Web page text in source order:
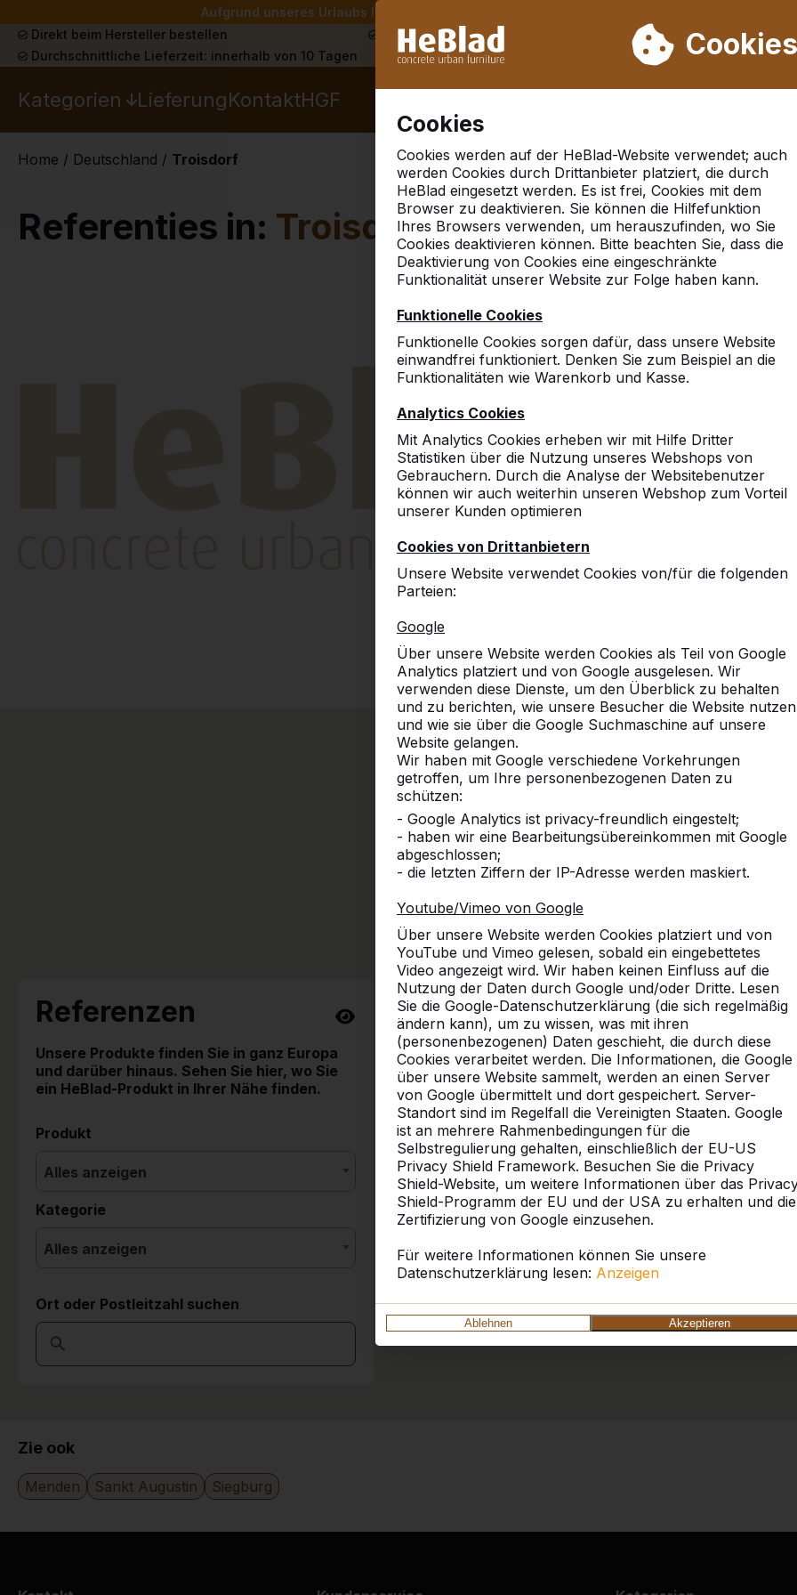
Aufgrund unseres Urlaubs liefern wir von Woche 31 bis Woche 33 nicht. Bitte
Cookies
Cookies
Cookies werden auf der HeBlad-Website verwendet; auch
werden Cookies durch Drittanbieter platziert, die durch
HeBlad eingesetzt werden. Es ist frei, Cookies mit dem
Browser zu deaktivieren. Sie können die Hilfefunktion
Ihres Browsers verwenden, um herauszufinden, wo Sie
Cookies deaktivieren können. Bitte beachten Sie, dass die
Deaktivierung von Cookies eine eingeschränkte
Funktionalität unserer Website zur Folge haben kann.
Funktionelle Cookies
Funktionelle Cookies sorgen dafür, dass unsere Website
einwandfrei funktioniert. Denken Sie zum Beispiel an die
Funktionalitäten wie Warenkorb und Kasse.
Analytics Cookies
Mit Analytics Cookies erheben wir mit Hilfe Dritter
Statistiken über die Nutzung unseres Webshops von
Gebrauchern. Durch die Analyse der Websitebenutzer
können wir auch weiterhin unseren Webshop zum Vorteil
unserer Kunden optimieren
Cookies von Drittanbietern
Unsere Website verwendet Cookies von/für die folgenden
Parteien:
Google
Über unsere Website werden Cookies als Teil von Google
Analytics platziert und von Google ausgelesen. Wir
verwenden diese Dienste, um den Überblick zu behalten
und zu berichten, wie unsere Besucher die Website nutzen
und wie sie über die Google Suchmaschine auf unsere
Website gelangen.
Wir haben mit Google verschiedene Vorkehrungen
getroffen, um Ihre personenbezogenen Daten zu
schützen:
- Google Analytics ist privacy-freundlich eingestelt;
- haben wir eine Bearbeitungsübereinkommen mit Google
abgeschlossen;
- die letzten Ziffern der IP-Adresse werden maskiert.
Youtube/Vimeo von Google
Über unsere Website werden Cookies platziert und von
YouTube und Vimeo gelesen, sobald ein eingebettetes
Video angezeigt wird. Wir haben keinen Einfluss auf die
Nutzung der Daten durch Google und/oder Dritte. Lesen
Sie die Google-Datenschutzerklärung (die sich regelmäßig
ändern kann), um zu wissen, was mit ihren
(personenbezogenen) Daten geschieht, die durch diese
Cookies verarbeitet werden. Die Informationen, die Google
über unsere Website sammelt, werden an einen Server
von Google übermittelt und dort gespeichert. Server-
Standort sind im Regelfall die Vereinigten Staaten. Google
ist an mehrere Rahmenbedingungen für die
Selbstregulierung gehalten, einschließlich der EU-US
Privacy Shield Framework. Besuchen Sie die Privacy
Shield-Website, um weitere Informationen über das
Shield-Programm der EU und der USA zu erhalten und die
Zertifizierung von Google einzusehen.
Für weitere Informationen können Sie unsere
Datenschutzerklärung lesen: Anzeigen
Ablehnen Akzeptieren
Direkt beim Hersteller bestellen
Schon mehr als 30.000 Produkten verkauft
Durchschnittliche Lieferzeit: innerhalb von 10 Tagen
Kategorien LieferungKontaktHGF
Home / Deutschland / Troisdorf
Referenties in: Troisdorf
Auch mit großen Bällen
Andreas Friedrichs
10
Die Tischtennistische
Kindern in jeder Pause
10
Referenzen
Unsere Produkte finden Sie in ganz Europa
und darüber hinaus. Sehen Sie hier, wo Sie
ein HeBlad-Produkt in Ihrer Nähe finden.
Produkt
Alles anzeigen
Kategorie
Alles anzeigen
Ort oder Postleitzahl suchen
Zie ook
Menden Sankt Augustin Siegburg